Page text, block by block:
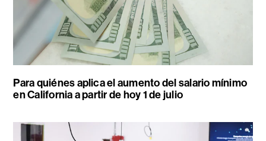
Para quiénes aplica el aumento del salario mínimo
en California a partir de hoy 1 de julio